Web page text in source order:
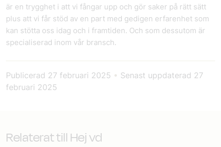
är en trygghet i att vi fångar upp och gör saker på rätt sätt
plus att vi får stöd av en part med gedigen erfarenhet som
kan stötta oss idag och i framtiden. Och som dessutom är
specialiserad inom vår bransch.
Publicerad 27 februari 2025 • Senast uppdaterad 27
februari 2025
Relaterat till Hej vd